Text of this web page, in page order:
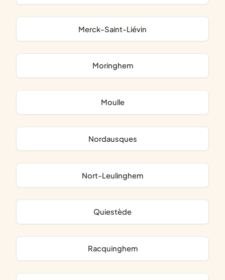
Merck-Saint-Liévin
Moringhem
Moulle
Nordausques
Nort-Leulinghem
Quiestède
Racquinghem